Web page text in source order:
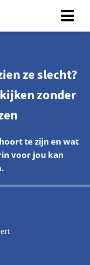
ze slecht?
zonder
te zijn en wat
voor jou kan